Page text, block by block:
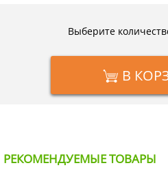
Выберите
В
РЕКОМЕНДУЕМЫЕ ТОВАРЫ